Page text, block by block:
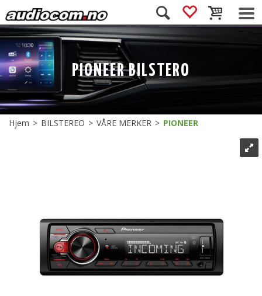
PIONEER BILSTERO
Hjem>BILSTEREO>VÅRE MERKER>PIONEER